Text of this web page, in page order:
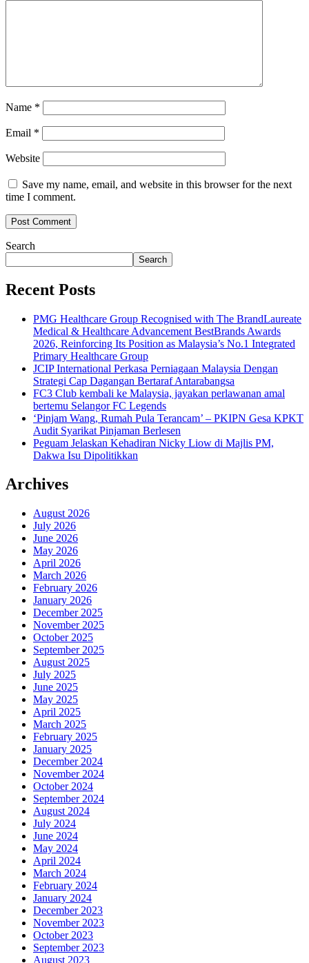
Name *
Email *
Website
Save my name, email, and website in this browser for the next
time I comment.
Search
Search
Recent Posts
PMG Healthcare Group Recognised with The BrandLaureate
Medical & Healthcare Advancement BestBrands Awards
2026, Reinforcing Its Position as Malaysia’s No.1 Integrated
Primary Healthcare Group
JCIP International Perkasa Perniagaan Malaysia Dengan
Strategi Cap Dagangan Bertaraf Antarabangsa
FC3 Club kembali ke Malaysia, jayakan perlawanan amal
bertemu Selangor FC Legends
‘Pinjam Wang, Rumah Pula Terancam’ – PKIPN Gesa KPKT
Audit Syarikat Pinjaman Berlesen
Peguam Jelaskan Kehadiran Nicky Liow di Majlis PM,
Dakwa Isu Dipolitikkan
Archives
August 2026
July 2026
June 2026
May 2026
April 2026
March 2026
February 2026
January 2026
December 2025
November 2025
October 2025
September 2025
August 2025
July 2025
June 2025
May 2025
April 2025
March 2025
February 2025
January 2025
December 2024
November 2024
October 2024
September 2024
August 2024
July 2024
June 2024
May 2024
April 2024
March 2024
February 2024
January 2024
December 2023
November 2023
October 2023
September 2023
August 2023